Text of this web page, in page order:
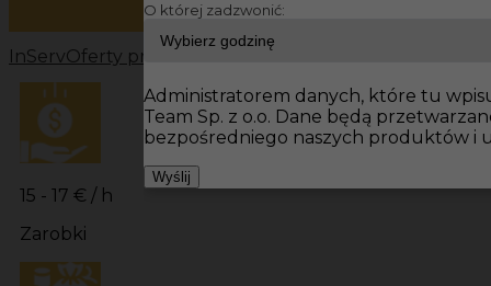
InServOferty pracy Prace wykończeniowe Niemcy
15 - 17 € / h
Zarobki
O której zadzwonić:
Administratorem danych, które tu
Team Sp. z o.o. Dane będą
bezpośredniego naszych produktów i
Wyślij